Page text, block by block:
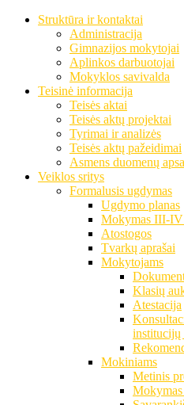
Struktūra ir kontaktai
Administracija
Gimnazijos mokytojai
Aplinkos darbuotojai
Mokyklos savivalda
Teisinė informacija
Teisės aktai
Teisės aktų projektai
Tyrimai ir analizės
Teisės aktų pažeidimai
Asmens duomenų
Veiklos sritys
Formalusis ugdymas
Ugdymo planas
Mokymas III-IV
Atostogos
Tvarkų aprašai
Mokytojams
Klasių
Atestacija
institucijų
Mokiniams
Metinis
Mokymas